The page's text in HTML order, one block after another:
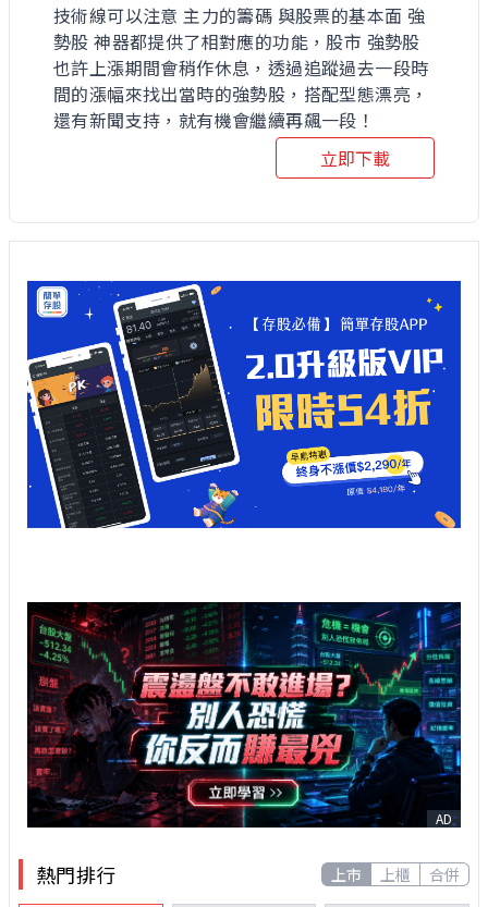
技術線可以注意 主力的籌碼 與股票的基本面 強
勢股 神器都提供了相對應的功能，股市 強勢股
也許上漲期間會稍作休息，透過追蹤過去一段時
間的漲幅來找出當時的強勢股，搭配型態漂亮，
還有新聞支持，就有機會繼續再飆一段！
立即下載
AD
熱門排行 上市 上櫃 合併